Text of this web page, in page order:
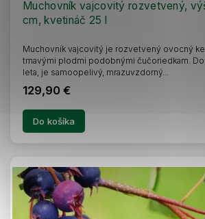
Muchovník vajcovitý rozvetvený,
cm, kvetináč 25 l
129,90 €
Do košíka
Muchovník vajcovitý je rozvetvený ovocný
tmavými plodmi podobnými čučoriedkam.
leta, je samoopelivý, mrazuvzdorný...